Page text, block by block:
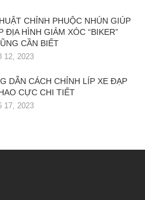
CHỈNH PHUỘC NHÚN GIÚP
ĐỊA HÌNH GIẢM XÓC “BIKER”
CẦN BIẾT
12, 2023
DẪN CÁCH CHỈNH LÍP XE ĐẠP
CỰC CHI TIẾT
17, 2023